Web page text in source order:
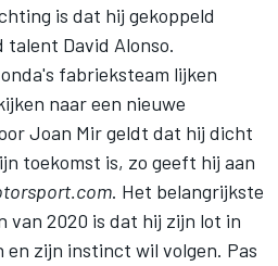
is dat hij gekoppeld
David Alonso.
fabrieksteam lijken
naar een nieuwe
Joan Mirgeldt dat hij dicht
toekomst is, zo geeft hij aan
. Het belangrijkste
van 2020 is dat hij zijn lot in
en zijn instinct wil volgen. Pas